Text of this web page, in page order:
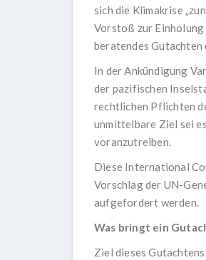
sich die Klimakrise
Vorstoß zur Einholung
beratendes Gutachten
In der Ankündigung
der pazifischen
rechtlichen Pflichten
unmittelbare Ziel sei
voranzutreiben.
Diese International
Vorschlag der UN-
aufgefordert werden.
Was bringt ein
Ziel dieses